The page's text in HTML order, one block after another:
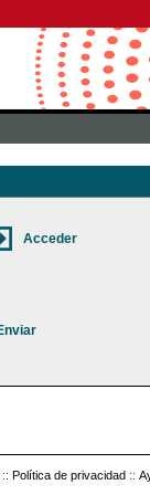
:: Política de privacidad ::